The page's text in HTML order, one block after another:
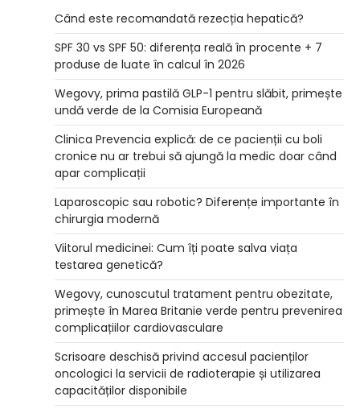
Când este recomandată rezecția hepatică?
SPF 30 vs SPF 50: diferența reală în procente + 7
produse de luate în calcul în 2026
Wegovy, prima pastilă GLP-1 pentru slăbit, primește
undă verde de la Comisia Europeană
Clinica Prevencia explică: de ce pacienții cu boli
cronice nu ar trebui să ajungă la medic doar când
apar complicații
Laparoscopic sau robotic? Diferențe importante în
chirurgia modernă
Viitorul medicinei: Cum îți poate salva viața
testarea genetică?
Wegovy, cunoscutul tratament pentru obezitate,
primește în Marea Britanie verde pentru prevenirea
complicațiilor cardiovasculare
Scrisoare deschisă privind accesul pacienților
oncologici la servicii de radioterapie și utilizarea
capacităților disponibile